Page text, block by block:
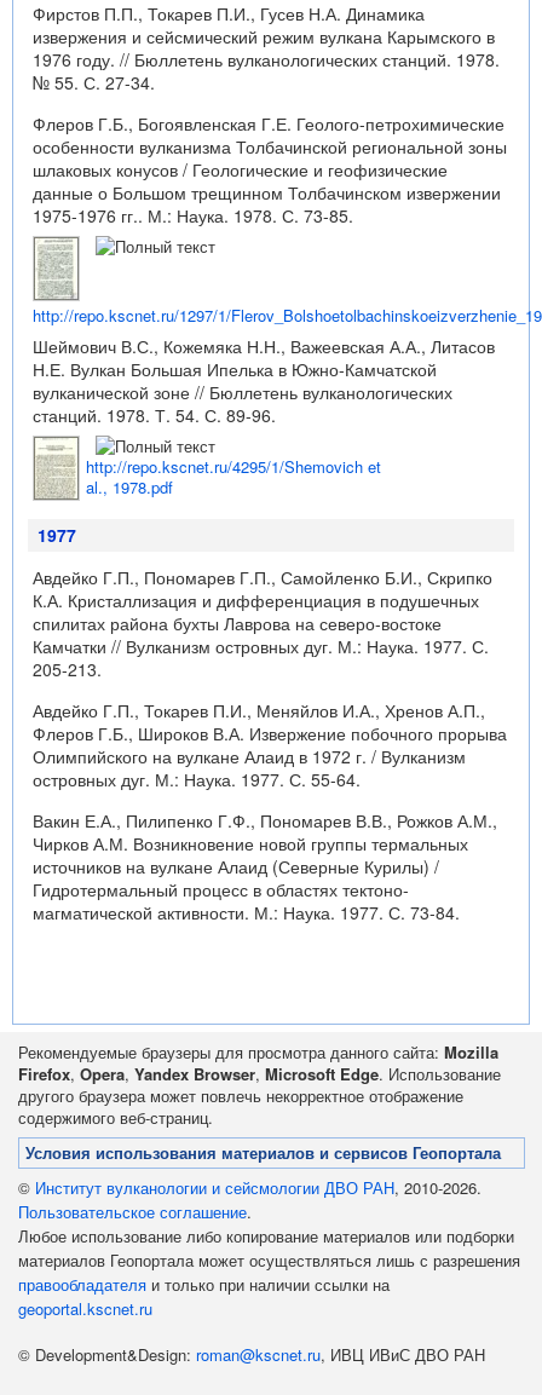
Фирстов П.П., Токарев П.И., Гусев Н.А. Динамика
извержения и сейсмический режим вулкана Карымского в
1976 году. // Бюллетень вулканологических станций. 1978.
№ 55. С. 27-34.
Флеров Г.Б., Богоявленская Г.Е. Геолого-петрохимические
особенности вулканизма Толбачинской региональной зоны
шлаковых конусов / Геологические и геофизические
данные о Большом трещинном Толбачинском извержении
1975-1976 гг.. М.: Наука. 1978. С. 73-85.
http://repo.kscnet.ru/1297/1/
Шеймович В.С., Кожемяка Н.Н., Важеевская А.А., Литасов
Н.Е. Вулкан Большая Ипелька в Южно-Камчатской
вулканической зоне // Бюллетень вулканологических
станций. 1978. Т. 54. С. 89-96.
http://repo.kscnet.ru/4295/1/Shemovich et
al., 1978.pdf
1977
Авдейко Г.П., Пономарев Г.П., Самойленко Б.И., Скрипко
К.А. Кристаллизация и дифференциация в подушечных
спилитах района бухты Лаврова на северо-востоке
Камчатки // Вулканизм островных дуг. М.: Наука. 1977. С.
205-213.
Авдейко Г.П., Токарев П.И., Меняйлов И.А., Хренов А.П.,
Флеров Г.Б., Широков В.А. Извержение побочного прорыва
Олимпийского на вулкане Алаид в 1972 г. / Вулканизм
островных дуг. М.: Наука. 1977. С. 55-64.
Вакин Е.А., Пилипенко Г.Ф., Пономарев В.В., Рожков А.М.,
Чирков А.М. Возникновение новой группы термальных
источников на вулкане Алаид (Северные Курилы) /
Гидротермальный процесс в областях тектоно-
магматической активности. М.: Наука. 1977. С. 73-84.
Рекомендуемые браузеры для просмотра данного сайта: Mozilla
Firefox, Opera, Yandex Browser, Microsoft Edge. Использование
другого браузера может повлечь некорректное отображение
содержимого веб-страниц.
Условия использования материалов и сервисов Геопортала
© Институт вулканологии и сейсмологии ДВО РАН, 2010-2026.
Пользовательское соглашение.
Любое использование либо копирование материалов или подборки
материалов Геопортала может осуществляться лишь с разрешения
правообладателя и только при наличии ссылки на
geoportal.kscnet.ru
© Development&Design: roman@kscnet.ru, ИВЦ ИВиС ДВО РАН